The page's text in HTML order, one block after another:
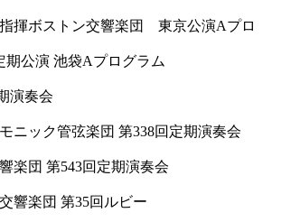
揮ボストン交響楽団 東京公演Aプロ
期公演 池袋Aプログラム
演奏会
ニック管弦楽団 第338回定期演奏会
楽団 第543回定期演奏会
響楽団 第35回ルビー